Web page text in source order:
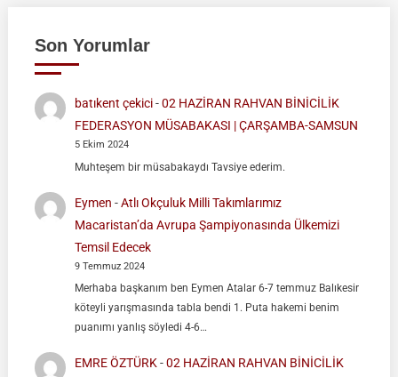
Son Yorumlar
batıkent çekici-02 HAZİRAN RAHVAN BİNİCİLİK
FEDERASYON MÜSABAKASI | ÇARŞAMBA-SAMSUN
5 Ekim 2024
Muhteşem bir müsabakaydı Tavsiye ederim.
Eymen -Atlı Okçuluk Milli Takımlarımız
Macaristan’da Avrupa Şampiyonasında Ülkemizi
Temsil Edecek
9 Temmuz 2024
Merhaba başkanım ben Eymen Atalar 6-7 temmuz Balıkesir
köteyli yarışmasında tabla bendi 1. Puta hakemi benim
puanımı yanlış söyledi 4-6…
EMRE ÖZTÜRK-02 HAZİRAN RAHVAN BİNİCİLİK